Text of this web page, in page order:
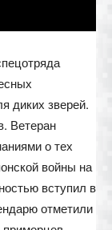
диких зверей.
Ветеран
о тех
войны на
вступил в
отметили